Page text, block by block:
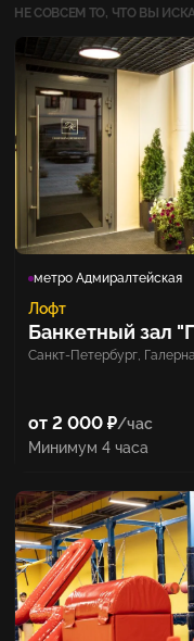
НЕ СОВСЕМ ТО, ЧТО ВЫ
метро Адмиралтейская
Лофт
Банкетный зал
Санкт-Петербург,
от 2 000 ₽/час
Минимум 4 часа